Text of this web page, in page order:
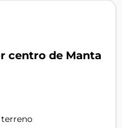
centro de Manta
terreno